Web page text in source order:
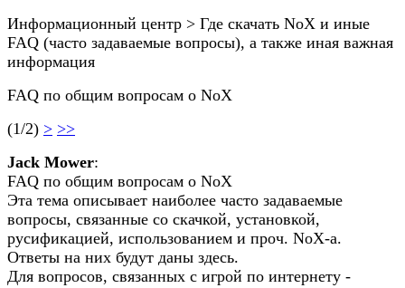
Информационный центр > Где скачать NoX и иные
FAQ (часто задаваемые вопросы), а также иная важная
информация
FAQ по общим вопросам о NoX
(1/2) > >>
Jack Mower:
FAQ по общим вопросам о NoX
Эта тема описывает наиболее часто задаваемые
вопросы, связанные со скачкой, установкой,
русификацией, использованием и проч. NoX-а.
Ответы на них будут даны здесь.
Для вопросов, связанных с игрой по интернету -